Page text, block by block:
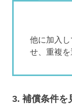
他に加入
せ、重複を
3. 補償条件を